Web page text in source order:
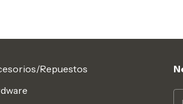
Repuestos